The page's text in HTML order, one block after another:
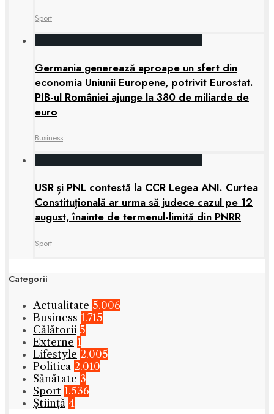
Sport
Germania generează aproape un sfert din
economia Uniunii Europene, potrivit Eurostat.
PIB-ul României ajunge la 380 de miliarde de
euro
Business
USR și PNL contestă la CCR Legea ANI. Curtea
Constituțională ar urma să judece cazul pe 12
august, înainte de termenul-limită din PNRR
Sport
Categorii
Actualitate 5.006
Business 1.715
Călătorii 5
Externe 1
Lifestyle 2.005
Politica 2.010
Sănătate 3
Sport 1.536
Știință 4